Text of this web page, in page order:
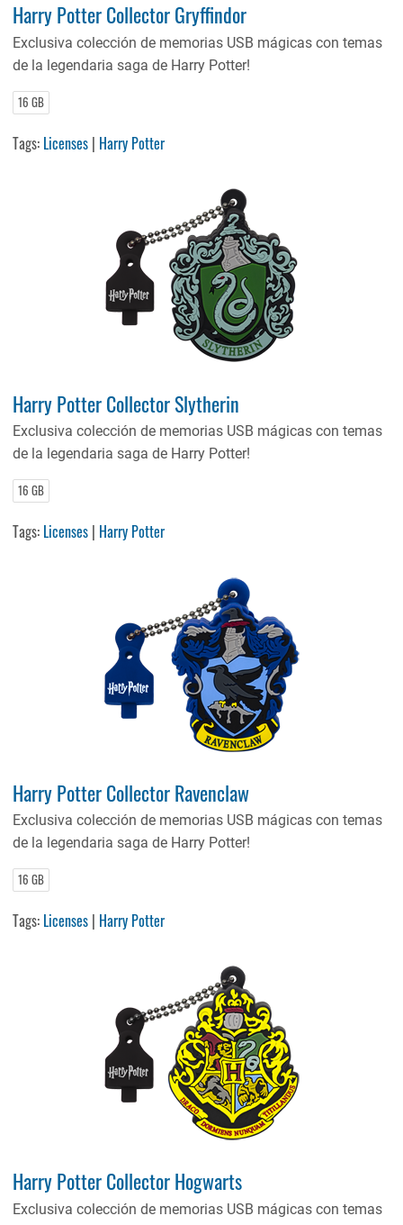
Harry Potter Collector Gryffindor
Exclusiva colección de memorias USB mágicas con temas
de la legendaria saga de Harry Potter!
16 GB
Tags: Licenses | Harry Potter
Harry Potter Collector Slytherin
Exclusiva colección de memorias USB mágicas con temas
de la legendaria saga de Harry Potter!
16 GB
Tags: Licenses | Harry Potter
Harry Potter Collector Ravenclaw
Exclusiva colección de memorias USB mágicas con temas
de la legendaria saga de Harry Potter!
16 GB
Tags: Licenses | Harry Potter
Harry Potter Collector Hogwarts
Exclusiva colección de memorias USB mágicas con temas